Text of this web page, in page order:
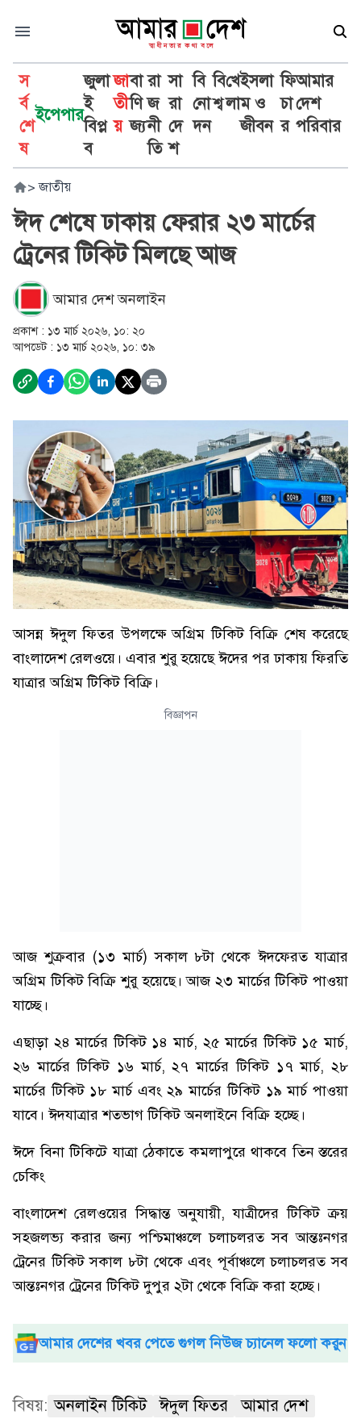
স
র্ব
শে
ষ
ইপেপার
জুলা
ই
বিপ্ল
ব
জা
তী
য়
বা
ণি
জ্য
রা
জ
নী
তি
সা
রা
দে
শ
বি
নো
দন
বি
শ্ব
খে
লা
ইসলা
ম ও
জীবন
ফি
চা
র
আমার
দেশ
পরিবার
> জাতীয়
ঈদ শেষে ঢাকায় ফেরার ২৩ মার্চের
ট্রেনের টিকিট মিলছে আজ
আমার দেশ অনলাইন
প্রকাশ : ১৩ মার্চ ২০২৬, ১০: ২০
আপডেট : ১৩ মার্চ ২০২৬, ১০: ৩৯
আসন্ন ঈদুল ফিতর উপলক্ষে অগ্রিম টিকিট বিক্রি শেষ করেছে
বাংলাদেশ রেলওয়ে। এবার শুরু হয়েছে ঈদের পর ঢাকায় ফিরতি
যাত্রার অগ্রিম টিকিট বিক্রি।
বিজ্ঞাপন
আজ শুক্রবার (১৩ মার্চ) সকাল ৮টা থেকে ঈদফেরত যাত্রার
অগ্রিম টিকিট বিক্রি শুরু হয়েছে। আজ ২৩ মার্চের টিকিট পাওয়া
যাচ্ছে।
এছাড়া ২৪ মার্চের টিকিট ১৪ মার্চ, ২৫ মার্চের টিকিট ১৫ মার্চ,
২৬ মার্চের টিকিট ১৬ মার্চ, ২৭ মার্চের টিকিট ১৭ মার্চ, ২৮
মার্চের টিকিট ১৮ মার্চ এবং ২৯ মার্চের টিকিট ১৯ মার্চ পাওয়া
যাবে। ঈদযাত্রার শতভাগ টিকিট অনলাইনে বিক্রি হচ্ছে।
ঈদে বিনা টিকিটে যাত্রা ঠেকাতে কমলাপুরে থাকবে তিন স্তরের
চেকিং
বাংলাদেশ রেলওয়ের সিদ্ধান্ত অনুযায়ী, যাত্রীদের টিকিট ক্রয়
সহজলভ্য করার জন্য পশ্চিমাঞ্চলে চলাচলরত সব আন্তঃনগর
ট্রেনের টিকিট সকাল ৮টা থেকে এবং পূর্বাঞ্চলে চলাচলরত সব
আন্তঃনগর ট্রেনের টিকিট দুপুর ২টা থেকে বিক্রি করা হচ্ছে।
আমার দেশের খবর পেতে গুগল নিউজ চ্যানেল ফলো করুন
বিষয়: অনলাইন টিকিট ঈদুল ফিতর আমার দেশ